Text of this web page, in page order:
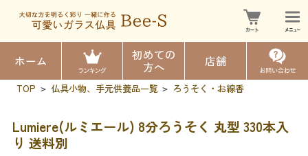
ホーム
初めての
方へ
店舗
TOP > 仏具小物、手元供養品一覧 > ろうそく・お線香
Lumiere(ルミエール) 8分ろうそく 丸型 330本入
り 送料別